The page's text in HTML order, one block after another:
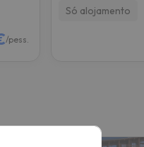
/pess.
Só alojamento